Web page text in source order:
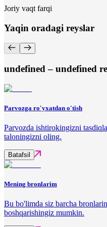
Joriy vaqt farqi
Yaqin oradagi reyslar
undefined – undefined
Parvozga ro'yxatdan o'tish
Parvozda ishtirokingizni
taloningizni oling.
Batafsil
Mening bronlarim
Bu bo'limda siz barcha
boshqarishingiz mumkin.